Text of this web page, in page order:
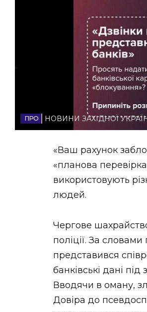
ВІДЕОНОВИНИ ЗАХІДНОЇ
«Ваш рахунок
«планова
використовують
людей.
Чергове
поліції. За
представився
банківські дані
Вводячи в оману,
Довіра до